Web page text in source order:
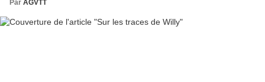
Par AGVTT